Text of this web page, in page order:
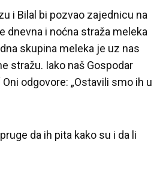
i Bilal bi pozvao zajednicu na
i noćna straža meleka
skupina meleka je uz nas
stražu. Iako naš Gospodar
odgovore: „Ostavili smo ih u
da ih pita kako su i da li